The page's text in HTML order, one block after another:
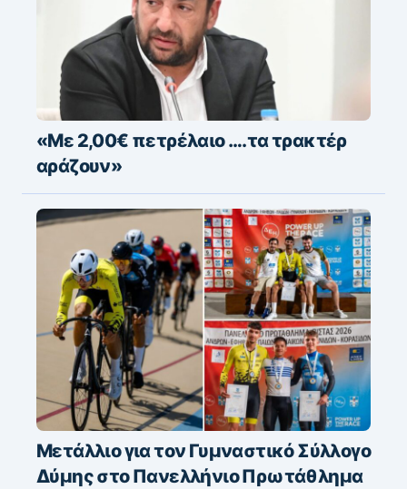
«Με 2,00€ πετρέλαιο ….τα τρακτέρ
αράζουν»
Μετάλλιο για τον Γυμναστικό Σύλλογο
Δύμης στο Πανελλήνιο Πρωτάθλημα